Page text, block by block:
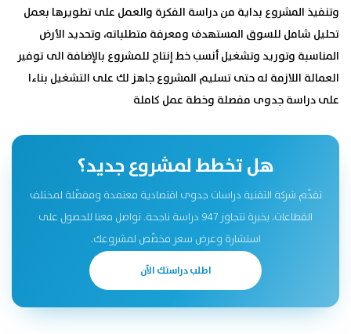
وتنفيذ المشروع بداية من دراسة الفكرة والعمل على تطويرها بعمل
تحليل شامل للسوق المستهدف ومعرفة متطلباته، وتحديد الأرض
المناسبة وتوريد وتشغيل أنسب خط إنتاج للمشروع بالإضافة الى توفير
العمالة اللازمة له حتى تسليم المشروع جاهز لك على التشغيل بناءا
على دراسة جدوى مفصلة وخطة عمل كاملة
هل تخطط لمشروع جديد؟
تقدّم شركة التقنية دراسات جدوى اقتصادية معتمدة ومفصّلة لمختلف
القطاعات، بخبرة تتجاوز 947 دراسة ناجحة. تواصل معنا للحصول على
استشارة وعرض سعر مخصّص لمشروعك.
اطلب دراستك الآن